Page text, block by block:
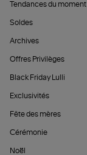
Tendances du moment
Soldes
Archives
Offres Privilèges
Black Friday Lulli
Exclusivités
Fête des mères
Cérémonie
Noël